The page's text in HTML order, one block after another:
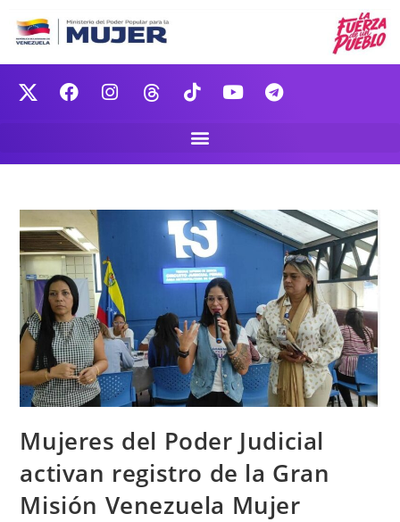
Mujeres del Poder Judicial
activan registro de la Gran
Misión Venezuela Mujer